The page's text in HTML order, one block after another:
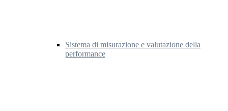
Sistema di misurazione e valutazione della
performance